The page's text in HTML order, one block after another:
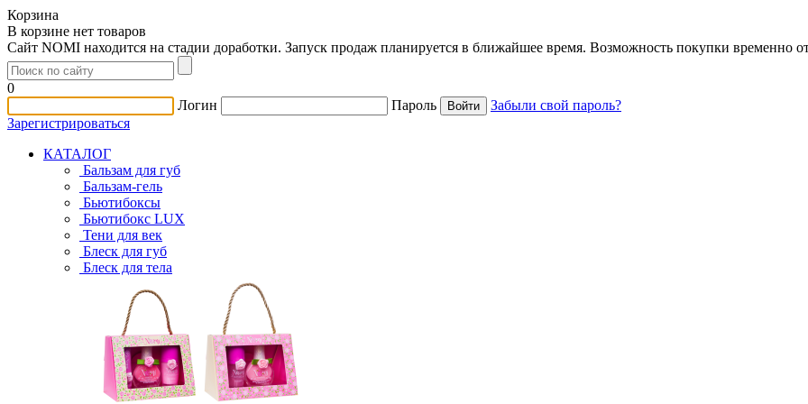
Корзина
В корзине нет товаров
Сайт NOMI находится на стадии доработки. Запуск продаж планируется в ближайшее время. Возможность покупки временно
0
Логин
Пароль
Забыли свой пароль?
Зарегистрироваться
КАТАЛОГ
Бальзам для губ
Бальзам-гель
Бьютибоксы
Бьютибокс LUX
Тени для век
Блеск для губ
Блеск для тела